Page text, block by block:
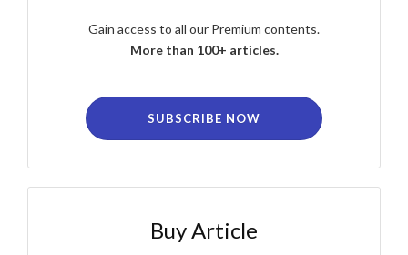
Gain access to all our Premium contents.
More than 100+ articles.
SUBSCRIBE NOW
Buy Article